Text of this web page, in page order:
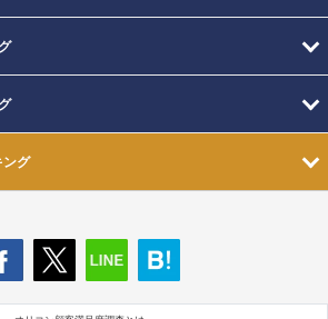
ング